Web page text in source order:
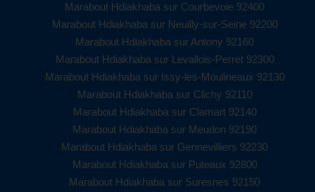
Marabout Hdiakhaba sur Courbevoie 92400
Marabout Hdiakhaba sur Neuilly-sur-Seine 92200
Marabout Hdiakhaba sur Antony 92160
Marabout Hdiakhaba sur Levallois-Perret 92300
Marabout Hdiakhaba sur Issy-les-Moulineaux 92130
Marabout Hdiakhaba sur Clichy 92110
Marabout Hdiakhaba sur Clamart 92140
Marabout Hdiakhaba sur Meudon 92190
Marabout Hdiakhaba sur Gennevilliers 92230
Marabout Hdiakhaba sur Puteaux 92800
Marabout Hdiakhaba sur Suresnes 92150